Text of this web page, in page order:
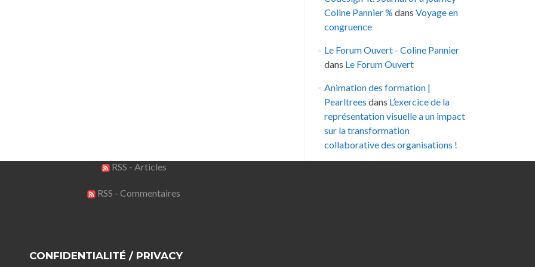
Coline Pannier % dans Voyage en
congruence
Le Forum Ouvert - Coline Pannier
dans Le Forum Ouvert
Animation des formation |
Pearltrees dans L’exercice de la
représentation visuelle a un impact
sur la transformation
collaborative des organisations !
RSS - Articles
RSS - Commentaires
CONFIDENTIALITÉ / PRIVACY